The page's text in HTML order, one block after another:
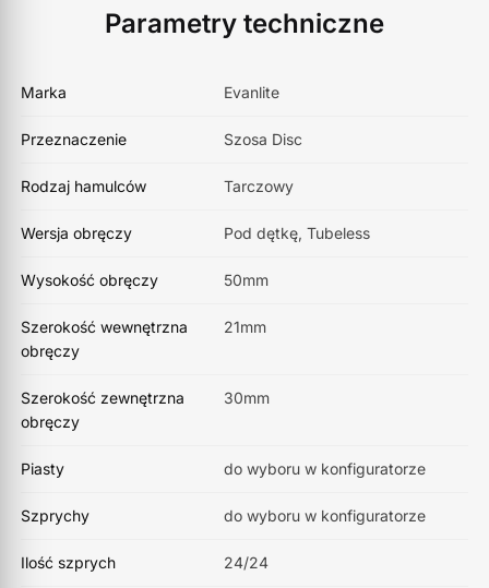
Parametry techniczne
Marka Evanlite
Przeznaczenie Szosa Disc
Rodzaj hamulców Tarczowy
Wersja obręczy Pod dętkę, Tubeless
Wysokość obręczy 50mm
Szerokość wewnętrzna
obręczy
21mm
Szerokość zewnętrzna
obręczy
30mm
Piasty do wyboru w konfiguratorze
Szprychy do wyboru w konfiguratorze
Ilość szprych 24/24